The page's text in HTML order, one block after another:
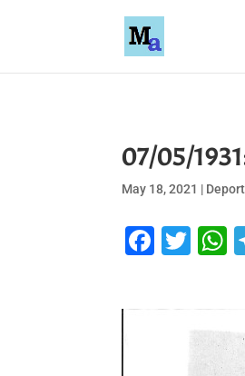
07/05/
May 18, 2021 |